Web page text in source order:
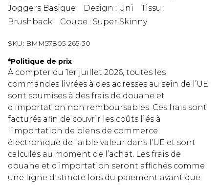
Joggers Basique Design : Uni Tissu :
Brushback Coupe : Super Skinny
SKU: BMM57805-265-30
*Politique de prix
À compter du 1er juillet 2026, toutes les
commandes livrées à des adresses au sein de l’UE
sont soumises à des frais de douane et
d’importation non remboursables. Ces frais sont
facturés afin de couvrir les coûts liés à
l’importation de biens de commerce
électronique de faible valeur dans l’UE et sont
calculés au moment de l’achat. Les frais de
douane et d’importation seront affichés comme
une ligne distincte lors du paiement avant que